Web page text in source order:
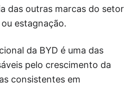
das outras marcas do setor
estagnação.
da BYD é uma das
pelo crescimento da
consistentes em